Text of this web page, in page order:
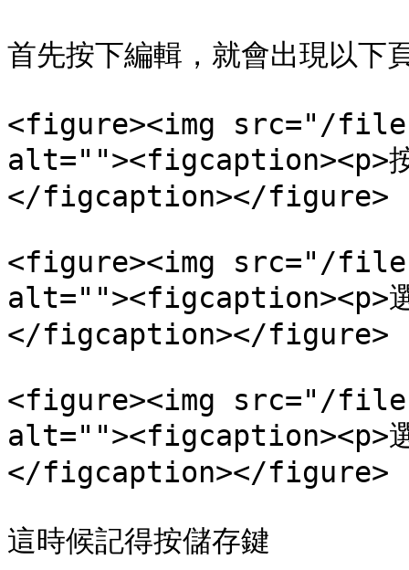
首先按下編輯，就會出現以下
<figure><img src="/files/
alt=""><figcaption><p>按
</figcaption></figure>
<figure><img src="/files/
alt=""><figcaption><p>選
</figcaption></figure>
<figure><img src="/
alt=""><figcaption><p>選
</figcaption></figure>
這時候記得按儲存鍵